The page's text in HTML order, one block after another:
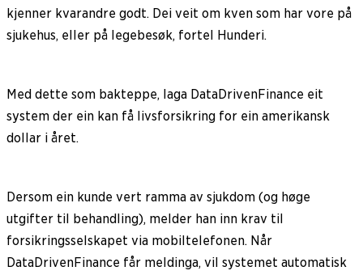
kjenner kvarandre godt. Dei veit om kven som har vore på
sjukehus, eller på legebesøk, fortel Hunderi.
Med dette som bakteppe, laga DataDrivenFinance eit
system der ein kan få livsforsikring for ein amerikansk
dollar i året.
Dersom ein kunde vert ramma av sjukdom (og høge
utgifter til behandling), melder han inn krav til
forsikringsselskapet via mobiltelefonen. Når
DataDrivenFinance får meldinga, vil systemet automatisk